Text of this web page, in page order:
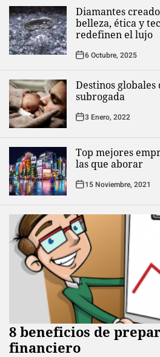
Diamantes
belleza, ética y
redefinen el lujo
6 Octubre, 2025
Destinos globales
subrogada
3 Enero, 2022
Top mejores
las que aborar
15 Noviembre, 2021
8 beneficios de
financiero